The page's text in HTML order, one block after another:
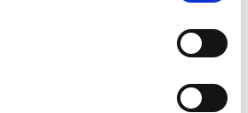
AVSTÅNDSMÄTARE
DISTY PRO R 80M